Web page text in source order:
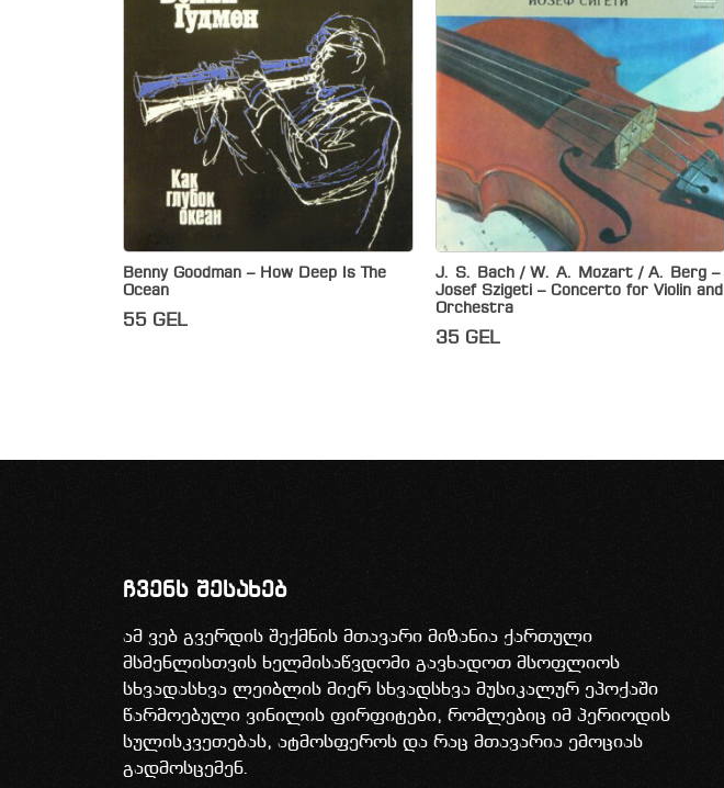
Benny Goodman – How Deep Is The
Ocean
55 GEL
J. S. Bach / W. A. Mozart / A. Berg –
Josef Szigeti – Concerto for Violin and
Orchestra
35 GEL
ჩვენს შესახებ
ამ ვებ გვერდის შექმნის მთავარი მიზანია ქართული
მსმენლისთვის ხელმისაწვდომი გავხადოთ მსოფლიოს
სხვადასხვა ლეიბლის მიერ სხვადსხვა მუსიკალურ ეპოქაში
წარმოებული ვინილის ფირფიტები, რომლებიც იმ პერიოდის
სულისკვეთებას, ატმოსფეროს და რაც მთავარია ემოციას
გადმოსცემენ.